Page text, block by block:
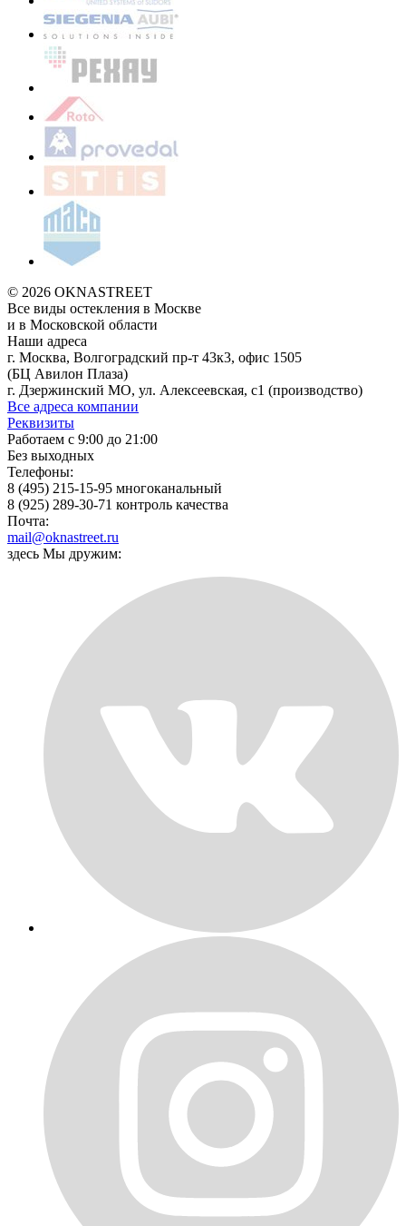
© 2026 OKNASTREET
Все виды остекления в Москве
и в Московской области
Наши адреса
г. Москва, Волгоградский пр-т 43к3, офис 1505
(БЦ Авилон Плаза)
г. Дзержинский МО, ул. Алексеевская, с1 (производство)
Все адреса компании
Реквизиты
Работаем с 9:00 до 21:00
Без выходных
Телефоны:
8 (495) 215-15-95 многоканальный
8 (925) 289-30-71 контроль качества
Почта:
mail@oknastreet.ru
здесь Мы дружим: